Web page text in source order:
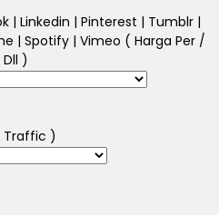
| Linkedin | Pinterest | Tumblr |
| Spotify | Vimeo ( Harga Per /
)
Traffic )